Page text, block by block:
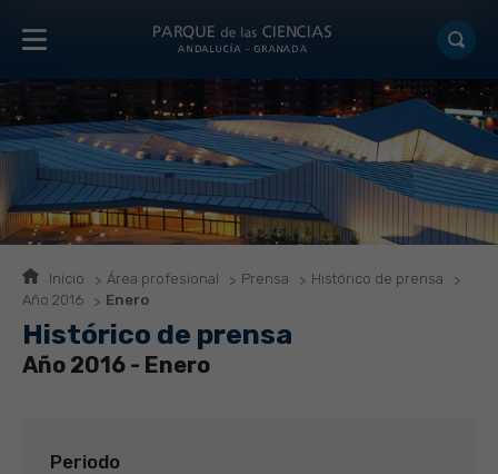
Inicio Área profesional Prensa
Histórico de prensa
Año 2016
Enero
Histórico de prensa
Año 2016 - Enero
Periodo